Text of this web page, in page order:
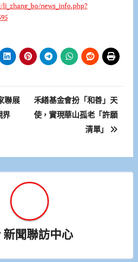
news_info.php?
聯展
界
禾繕基金會扮「和善」天
使，實現華山孤老「許願
清單」
新聞聯訪中心